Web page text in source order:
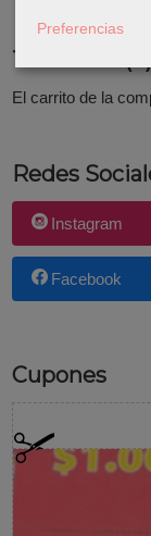
Tu Carrito (0)
El carrito de la
Redes
Instagram
Facebook
Cupones
Preferencias